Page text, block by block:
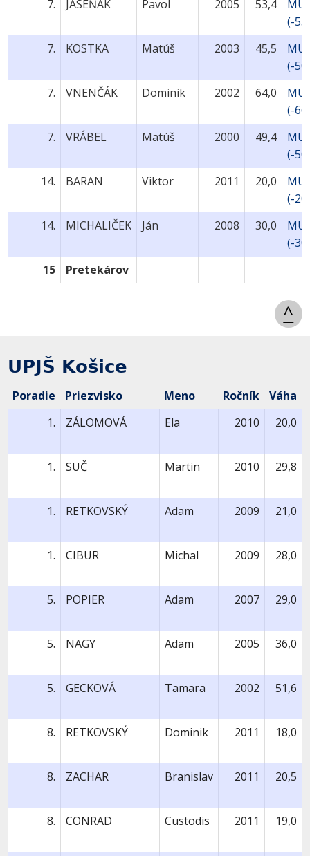
7.
JASEŇÁK Pavol 2005 53,4
(-
7.
KOSTKA Matúš 2003 45,5
(-
7.
VNENČÁK Dominik 2002 64,0
(-
7.
VRÁBEL Matúš 2000 49,4
(-
14.
BARAN Viktor 2011 20,0
(-
14.
MICHALIČEK Ján 2008 30,0
(-
15
Pretekárov
^
UPJŠ Košice
Poradie Priezvisko Meno Ročník Váha
1.
ZÁLOMOVÁ Ela 2010 20,0
1.
SUČ Martin 2010 29,8
1.
RETKOVSKÝ Adam 2009 21,0
1.
CIBUR Michal 2009 28,0
5.
POPIER Adam 2007 29,0
5.
NAGY Adam 2005 36,0
5.
GECKOVÁ Tamara 2002 51,6
8.
RETKOVSKÝ Dominik 2011 18,0
8.
ZACHAR Branislav 2011 20,5
8.
CONRAD Custodis 2011 19,0